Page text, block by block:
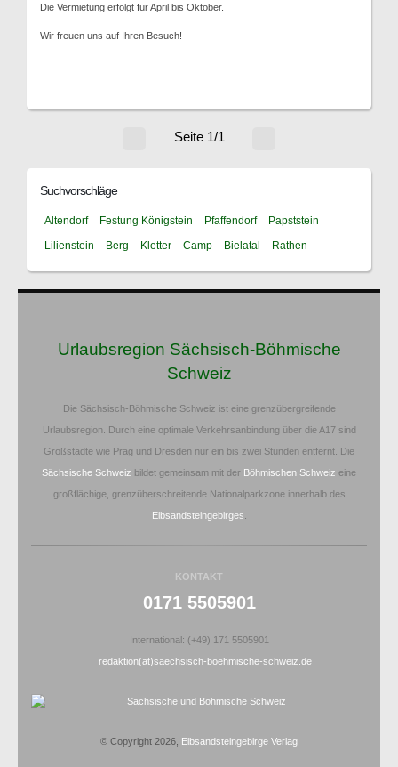
Die Vermietung erfolgt für April bis Oktober.
Wir freuen uns auf Ihren Besuch!
Seite 1/1
Suchvorschläge
Altendorf Festung Königstein Pfaffendorf
Papststein
Lilienstein
Berg Kletter Camp Bielatal Rathen
Urlaubsregion Sächsisch-Böhmische
Schweiz
Die Sächsisch-Böhmische Schweiz ist eine grenzübergreifende
Urlaubsregion. Durch eine optimale Verkehrsanbindung über die A17 sind
Großstädte wie Prag und Dresden nur ein bis zwei Stunden entfernt. Die
Sächsische Schweiz bildet gemeinsam mit der Böhmischen Schweiz eine
großflächige, grenzüberschreitende Nationalparkzone innerhalb des
Elbsandsteingebirges
KONTAKT
0171 5505901
International: (+49) 171 5505901
redaktion(at)saechsisch-boehmische-schweiz.de
© Copyright 2026, Elbsandsteingebirge Verlag